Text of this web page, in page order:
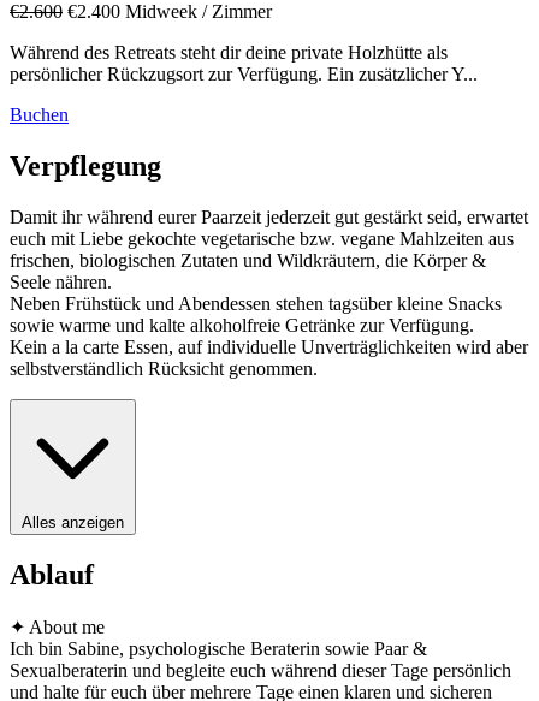
€2.600 €2.400 Midweek / Zimmer
Während des Retreats steht dir deine private Holzhütte als
persönlicher Rückzugsort zur Verfügung. Ein zusätzlicher Y...
Buchen
Verpflegung
Damit ihr während eurer Paarzeit jederzeit gut gestärkt seid, erwartet
euch mit Liebe gekochte vegetarische bzw. vegane Mahlzeiten aus
frischen, biologischen Zutaten und Wildkräutern, die Körper &
Seele nähren.
Neben Frühstück und Abendessen stehen tagsüber kleine Snacks
sowie warme und kalte alkoholfreie Getränke zur Verfügung.
Kein a la carte Essen, auf individuelle Unverträglichkeiten wird aber
selbstverständlich Rücksicht genommen.
Alles anzeigen
Ablauf
✦ About me
Ich bin Sabine, psychologische Beraterin sowie Paar &
Sexualberaterin und begleite euch während dieser Tage persönlich
und halte für euch über mehrere Tage einen klaren und sicheren